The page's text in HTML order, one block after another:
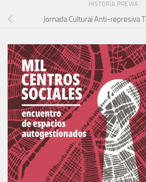
HISTORIA PREVIA
Jornada Cultural Anti-represiva